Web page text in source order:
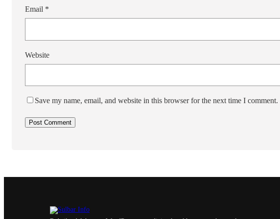
Email *
Website
Save my name, email, and website in this browser for the next time I comment.